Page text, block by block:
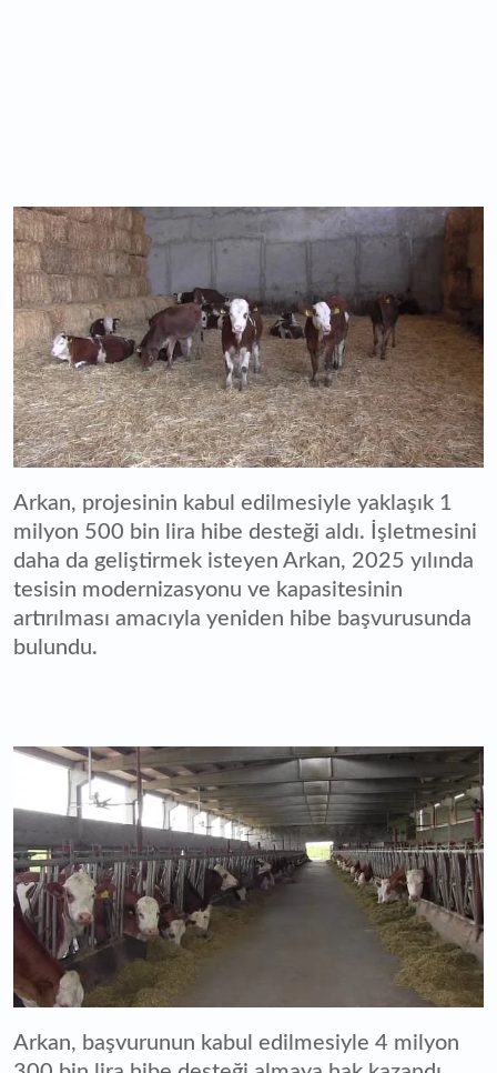
Arkan, projesinin kabul edilmesiyle yaklaşık 1
milyon 500 bin lira hibe desteği aldı. İşletmesini
daha da geliştirmek isteyen Arkan, 2025 yılında
tesisin modernizasyonu ve kapasitesinin
artırılması amacıyla yeniden hibe başvurusunda
bulundu.
Arkan, başvurunun kabul edilmesiyle 4 milyon